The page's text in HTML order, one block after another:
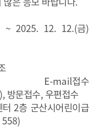
~ 2025. 12. 12.(금)
mail접수
방문접수, 우편접수
터2층 군산시어린이급
558)